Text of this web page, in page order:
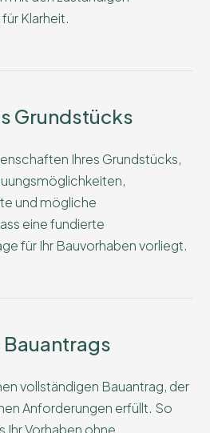
Klarheit.
Grundstücks
Ihres Grundstücks,
und mögliche
eine fundierte
für Ihr Bauvorhaben vorliegt.
vollständigen Bauantrag, der
Anforderungen erfüllt. So
Ihr Vorhaben ohne